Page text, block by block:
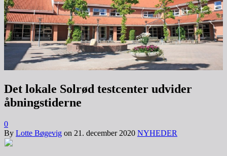
Det lokale Solrød testcenter udvider
åbningstiderne
0
By Lotte Bøgevig on 21. december 2020 NYHEDER